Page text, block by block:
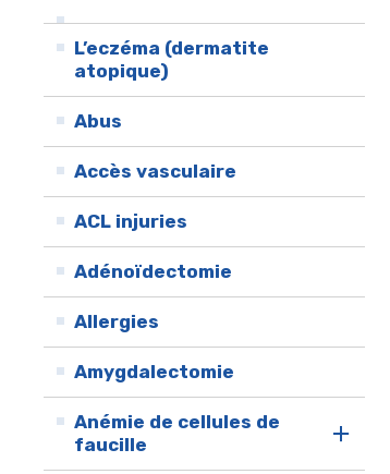
L’eczéma (dermatite
atopique)
Abus
Accès vasculaire
ACL injuries
Adénoïdectomie
Allergies
Amygdalectomie
Anémie de cellules de
faucille